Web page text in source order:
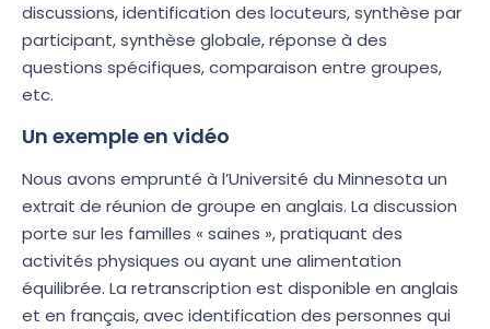
discussions, identification des locuteurs, synthèse par
participant, synthèse globale, réponse à des
questions spécifiques, comparaison entre groupes,
etc.
Un exemple en vidéo
Nous avons emprunté à l’Université du Minnesota un
extrait de réunion de groupe en anglais. La discussion
porte sur les familles « saines », pratiquant des
activités physiques ou ayant une alimentation
équilibrée. La retranscription est disponible en anglais
et en français, avec identification des personnes qui